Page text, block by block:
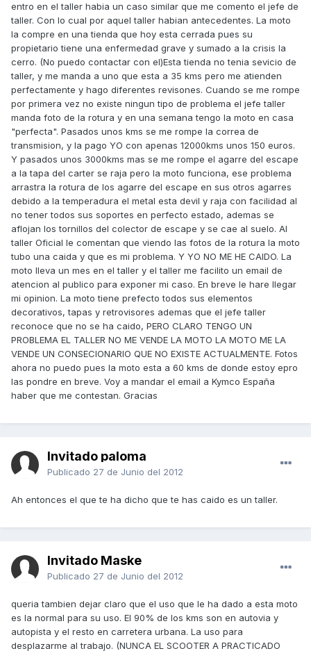
entro en el taller habia un caso similar que me comento el jefe de
taller. Con lo cual por aquel taller habian antecedentes. La moto
la compre en una tienda que hoy esta cerrada pues su
propietario tiene una enfermedad grave y sumado a la crisis la
cerro. (No puedo contactar con el)Esta tienda no tenia sevicio de
taller, y me manda a uno que esta a 35 kms pero me atienden
perfectamente y hago diferentes revisones. Cuando se me rompe
por primera vez no existe ningun tipo de problema el jefe taller
manda foto de la rotura y en una semana tengo la moto en casa
"perfecta". Pasados unos kms se me rompe la correa de
transmision, y la pago YO con apenas 12000kms unos 150 euros.
Y pasados unos 3000kms mas se me rompe el agarre del escape
a la tapa del carter se raja pero la moto funciona, ese problema
arrastra la rotura de los agarre del escape en sus otros agarres
debido a la temperadura el metal esta devil y raja con facilidad al
no tener todos sus soportes en perfecto estado, ademas se
aflojan los tornillos del colector de escape y se cae al suelo. Al
taller Oficial le comentan que viendo las fotos de la rotura la moto
tubo una caida y que es mi problema. Y YO NO ME HE CAIDO. La
moto lleva un mes en el taller y el taller me facilito un email de
atencion al publico para exponer mi caso. En breve le hare llegar
mi opinion. La moto tiene prefecto todos sus elementos
decorativos, tapas y retrovisores ademas que el jefe taller
reconoce que no se ha caido, PERO CLARO TENGO UN
PROBLEMA EL TALLER NO ME VENDE LA MOTO LA MOTO ME LA
VENDE UN CONSECIONARIO QUE NO EXISTE ACTUALMENTE. Fotos
ahora no puedo pues la moto esta a 60 kms de donde estoy epro
las pondre en breve. Voy a mandar el email a Kymco España
haber que me contestan. Gracias
Invitado paloma
Publicado 27 de Junio del 2012
Ah entonces el que te ha dicho que te has caido es un taller.
Invitado Maske
Publicado 27 de Junio del 2012
queria tambien dejar claro que el uso que le ha dado a esta moto
es la normal para su uso. El 90% de los kms son en autovia y
autopista y el resto en carretera urbana. La uso para
desplazarme al trabajo. (NUNCA EL SCOOTER A PRACTICADO